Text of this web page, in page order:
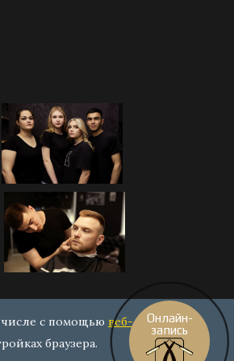
числе с помощью веб-
браузера.
Онлайн-
запись